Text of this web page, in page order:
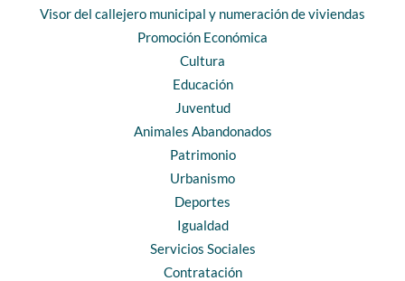
Visor del callejero municipal y numeración de viviendas
Promoción Económica
Cultura
Educación
Juventud
Animales Abandonados
Patrimonio
Urbanismo
Deportes
Igualdad
Servicios Sociales
Contratación